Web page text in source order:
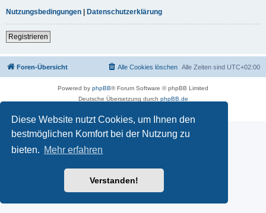
Diese Website nutzt Cookies, um Ihnen den
bestmöglichen Komfort bei der Nutzung zu
bieten. Mehr erfahren
Verstanden!
Nutzungsbedingungen | Datenschutzerklärung
Registrieren
Foren-Übersicht Alle Zeiten sind UTC+02:00
Alle Cookies löschen
Powered by phpBB® Forum Software © phpBB Limited
Deutsche Übersetzung durch phpBB.de